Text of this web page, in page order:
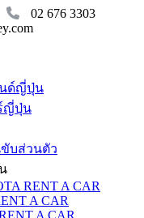
02 676 3303
ด์ญี่ปุ่น
ญี่ปุ่น
บส่วนตัว
RENT A CAR
A CAR
A CAR